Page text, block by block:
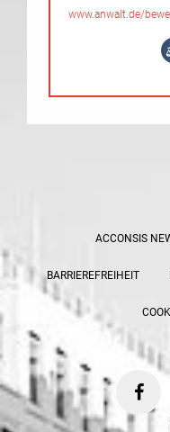
www.anwalt.de/
ACCONSIS
BARRIEREFREIHEIT